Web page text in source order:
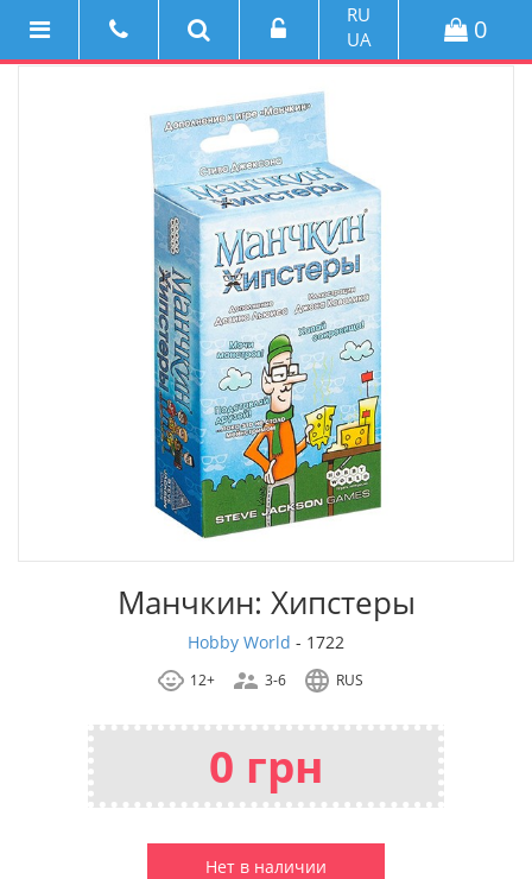
RU
UA
0
Манчкин: Хипстеры
Hobby World - 1722
12+ 3-6 RUS
0 грн
Нет в наличии